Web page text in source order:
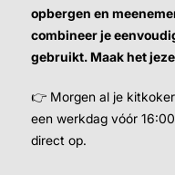
opbergen en
combineer je
gebruikt. Maak het
👉 Morgen al je
een werkdag vóór
direct op.